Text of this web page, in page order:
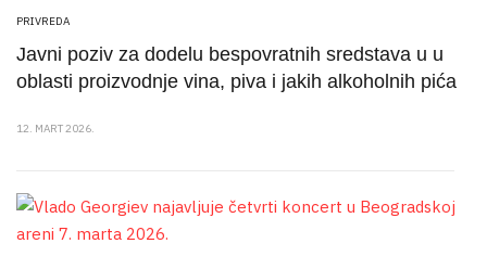
PRIVREDA
Javni poziv za dodelu bespovratnih sredstava u u
oblasti proizvodnje vina, piva i jakih alkoholnih pića
12. MART 2026.